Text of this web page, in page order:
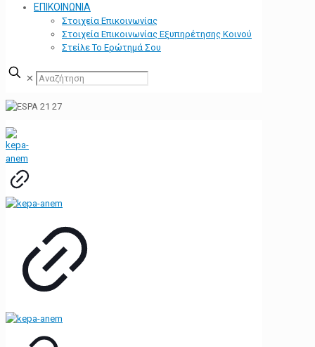
ΕΠΙΚΟΙΝΩΝΙΑ
Στοιχεία Επικοινωνίας
Στοιχεία Επικοινωνίας Εξυπηρέτησης Κοινού
Στείλε Το Ερώτημά Σου
✕